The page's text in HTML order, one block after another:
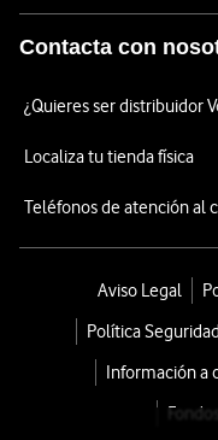
Contacta con
¿Quieres ser distribuidor
Localiza tu tienda física
Teléfonos de atención al
Aviso Legal
Política
Información a